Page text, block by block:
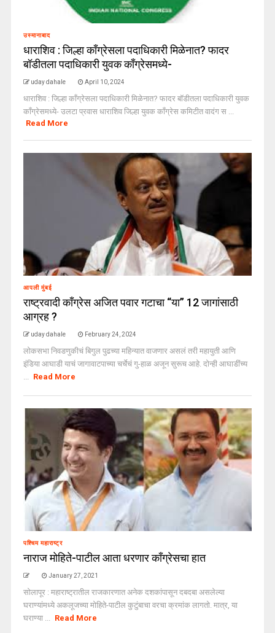
उस्मानाबाद
धाराशिव : जिल्हा काँग्रेसला पदाधिकारी मिळेनात? फादर
बॉडीतला पदाधिकारी युवक काँग्रेसमध्ये-
uday dahale April 10, 2024
धाराशिव : जिल्हा काँग्रेसला पदाधिकारी मिळेनात? फादर बॉडीतला पदाधिकारी युवक
काँग्रेसमध्ये- उलटा प्रवास धाराशिव जिल्हा युवक काँग्रेस कमिटीत वादंग स ...
Read More
आपली मुंबई
राष्ट्रवादी काँग्रेस अजित पवार गटाचा “या” 12 जागांसाठी
आग्रह ?
uday dahale February 24, 2024
लोकसभा निवडणुकीचं बिगुल पुढच्या महिन्यात वाजणार असलं तरी महायुती आणि
इंडिया आघाडी याचं जागावाटपाच्या चर्चेचं गु-हाळ अजून सुरूच आहे. दोन्ही आघाडींच्य
... Read More
पश्चिम महाराष्ट्र
नाराज मोहिते-पाटील आता धरणार काँग्रेसचा हात
January 27, 2021
सोलापूर : महाराष्ट्रातील राजकारणात अनेक दशकांपासून दबदबा असलेल्या
घराण्यांमध्ये अकलूजच्या मोहिते-पाटील कुटुंबाचा वरचा क्रमांक लागतो. मात्र, या
घराण्या ... Read More